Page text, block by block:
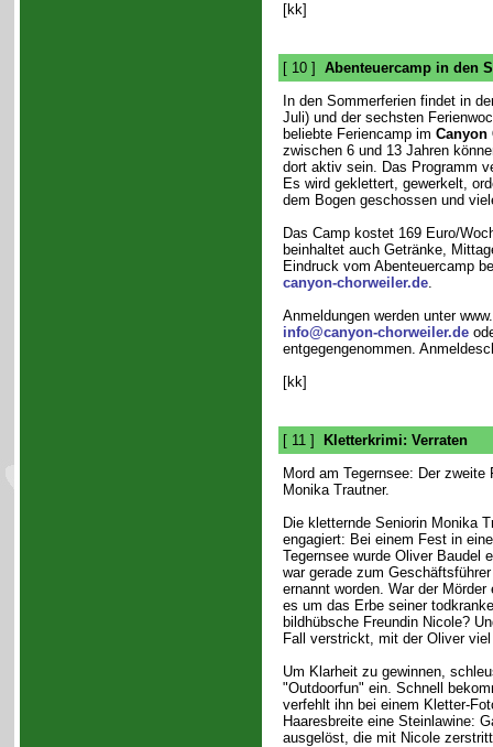
[kk]
[ 10 ] Abenteuercamp in den
In den Sommerferien findet in
Juli) und der sechsten
beliebte Feriencamp im Canyon
zwischen 6 und 13 Jahren
dort aktiv sein. Das Programm
Es wird geklettert, gewerkelt,
dem Bogen geschossen und
Das Camp kostet 169 Euro/
beinhaltet auch Getränke,
Eindruck vom Abenteuercamp
canyon-chorweiler.de.
Anmeldungen werden unter
info@canyon-chorweiler.de
entgegengenommen.
[kk]
[ 11 ]
Kletterkrimi: Verraten
Mord am Tegernsee: Der
Monika Trautner.
Die kletternde Seniorin Monika
engagiert: Bei einem Fest in
Tegernsee wurde Oliver Baudel
war gerade zum
ernannt worden. War der
es um das Erbe seiner
bildhübsche Freundin Nicole?
Fall verstrickt, mit der Oliver
Um Klarheit zu gewinnen,
"Outdoorfun" ein. Schnell
verfehlt ihn bei einem Kletter-
Haaresbreite eine Steinlawine:
ausgelöst, die mit Nicole